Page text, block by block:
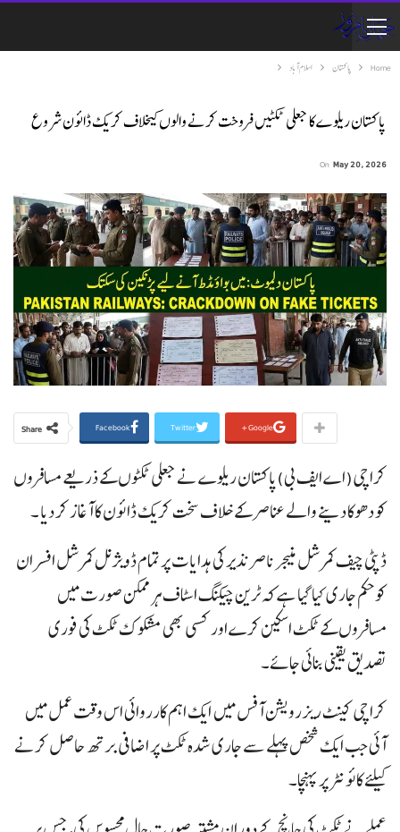
Home پاکستان اسلام آباد
پاکستان ریلوے کا جعلی ٹکٹیں فروخت کرنے والوں کیخلاف کریک ڈائون شروع
On May 20, 2026
Share Facebook Twitter Google+
کراچی(اے ایف بی)پاکستان ریلوے نے جعلی ٹکٹوں کے ذریعے مسافروں
کو دھوکا دینے والے عناصر کے خلاف سخت کریک ڈائون کا آغاز کر دیا ۔
ڈپٹی چیف کمرشل منیجر ناصر نذیر کی ہدایات پر تمام ڈویژنل کمرشل افسران
کو حکم جاری کیا گیا ہے کہ ٹرین چیکنگ اسٹاف ہر ممکن صورت میں
مسافروں کے ٹکٹ اسکین کرے اور کسی بھی مشکوک ٹکٹ کی فوری
تصدیق یقینی بنائی جائے۔
کراچی کینٹ ریزرویشن آفس میں ایک اہم کارروائی اس وقت عمل میں
آئی جب ایک شخص پہلے سے جاری شدہ ٹکٹ پر اضافی برتھ حاصل کرنے
کیلئے کائو نٹر پر پہنچا۔